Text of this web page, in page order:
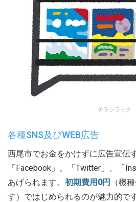
チラシラック
各種SNS及びWEB広告
西尾市でお金をかけずに広告宣伝
「Facebook」、「Twitter」、「
あげられます。 初期費用0円
（機
す）ではじめられるのが魅力的で